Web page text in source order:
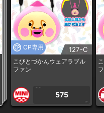
CP専用 127-C
こびとづかんウェアラブル
ファン
1PLAY
575
CP